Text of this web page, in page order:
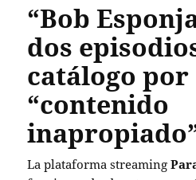
“Bob
dos
catálogo por
“contenido
La plataforma streaming